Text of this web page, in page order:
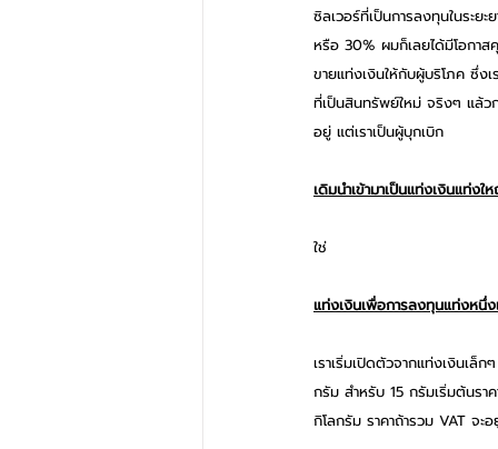
ซิลเวอร์ที่เป็นการลงทุนในระยะ
หรือ 30% ผมก็เลยได้มีโอกาส
ขายแท่งเงินให้กับผู้บริโภค ซึ่ง
ที่เป็นสินทรัพย์ใหม่ จริงๆ แล้ว
อยู่ แต่เราเป็นผู้บุกเบิก
เดิมนำเข้ามาเป็นแท่งเงินแท่
ใช่
แท่งเงินเพื่อการลงทุนแท่งหนึ่ง
เราเริ่มเปิดตัวจากแท่งเงินเล็
กรัม สำหรับ 15 กรัมเริ่มต้นร
กิโลกรัม ราคาถ้ารวม VAT จ